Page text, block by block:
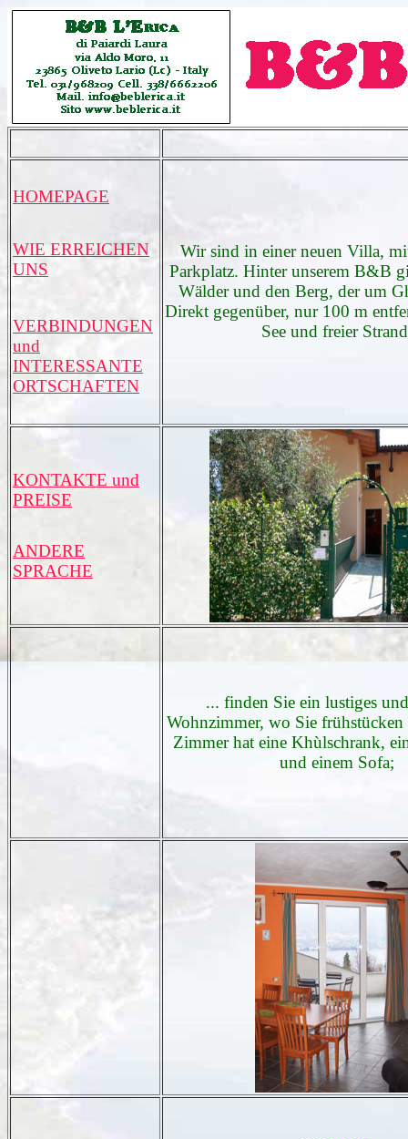
HOMEPAGE
WIE ERREICHEN
UNS
VERBINDUNGEN
und
INTERESSANTE
ORTSCHAFTEN
Wir sind in einer neuen Villa,
Parkplatz. Hinter unserem B&B
Wälder und den Berg, der um
Direkt gegenüber, nur 100 m
See und freier
KONTAKTE und
PREISE
ANDERE
SPRACHE
... finden Sie ein lustiges
Wohnzimmer, wo Sie
Zimmer hat eine Khùlschrank,
und einem Sofa;